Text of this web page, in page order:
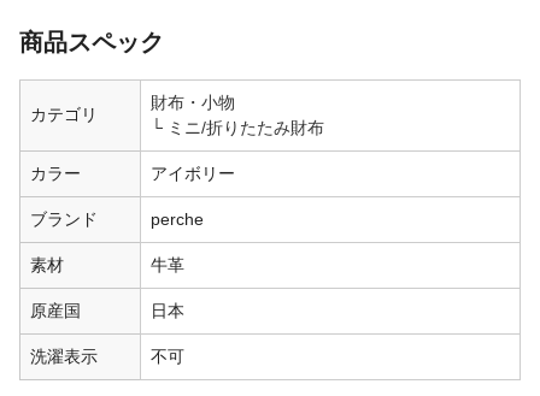
商品スペック
カテゴリ
財布・小物
ミニ/折りたたみ財布
カラー アイボリー
ブランド perche
素材 牛革
原産国 日本
洗濯表示 不可